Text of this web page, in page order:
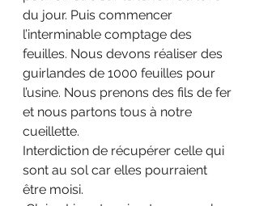
du jour. Puis commencer
l’interminable comptage des
feuilles. Nous devons réaliser des
guirlandes de 1000 feuilles pour
l’usine. Nous prenons des fils de fer
et nous partons tous à notre
cueillette.
Interdiction de récupérer celle qui
sont au sol car elles pourraient
être moisi.